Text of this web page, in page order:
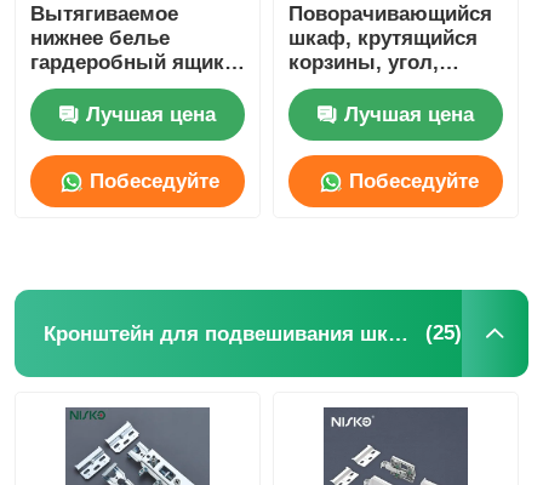
Вытягиваемое
нижнее белье
гардеробный ящик
600 мм 900 мм с
светодиодным
светом
Лучшая цена
Побеседуйте
Поворачивающийся
шкаф, крутящийся
корзины, угол,
карусель,
гардеробные
аксессуары
Лучшая цена
Побеседуйте
Кронштейн для подвешивания шкафа (25)